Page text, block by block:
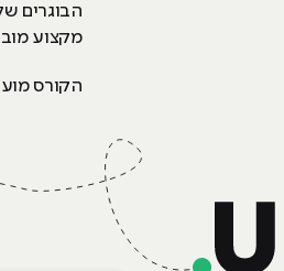
מקצוע
הקורס